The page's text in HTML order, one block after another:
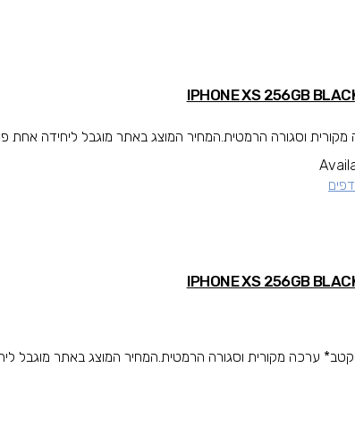
וסגורה הרמטית.המחיר המוצג באתר מוגבל ליחידה אחת
ערכה מקורית וסגורה הרמטית.המחיר המוצג באתר מוגבל